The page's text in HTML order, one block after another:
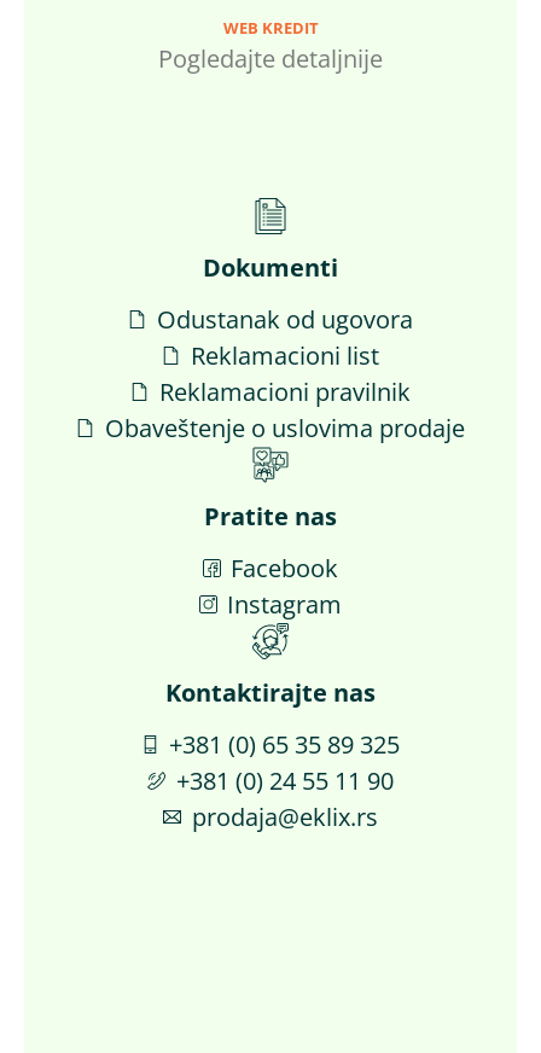
WEB KREDIT
Pogledajte detaljnije
Dokumenti
Odustanak od ugovora
Reklamacioni list
Reklamacioni pravilnik
Obaveštenje o uslovima prodaje
Pratite nas
Facebook
Instagram
Kontaktirajte nas​
+381 (0) 65 35 89 325
+381 (0) 24 55 11 90
prodaja@eklix.rs